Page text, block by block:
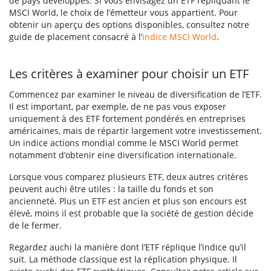
MSCI World, le choix de l’émetteur vous appartient. Pour
obtenir un aperçu des options disponibles, consultez notre
guide de placement consacré à l’indice MSCI World.
Les critères à examiner pour choisir un ETF
Commencez par examiner le niveau de diversification de l’ETF.
Il est important, par exemple, de ne pas vous exposer
uniquement à des ETF fortement pondérés en entreprises
américaines, mais de répartir largement votre investissement.
Un indice actions mondial comme le MSCI World permet
notamment d’obtenir eine diversification internationale.
Lorsque vous comparez plusieurs ETF, deux autres critères
peuvent auchi être utiles : la taille du fonds et son
ancienneté. Plus un ETF est ancien et plus son encours est
élevé, moins il est probable que la société de gestion décide
de le fermer.
Regardez auchi la manière dont l’ETF réplique l’indice qu’il
suit. La méthode classique est la réplication physique. Il